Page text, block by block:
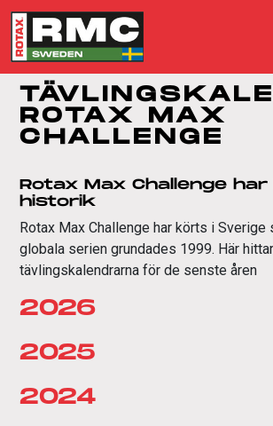
ROTAX MAX
CHALLENGE
Rotax Max Challenge har
historik
Rotax Max Challenge har körts i Sverige
globala serien grundades 1999. Här
tävlingskalendrarna för de senste åren
2026
2025
2024